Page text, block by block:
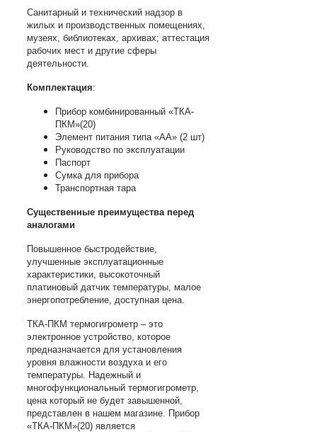
Санитарный и технический надзор в
жилых и производственных помещениях,
музеях, библиотеках, архивах; аттестация
рабочих мест и другие сферы
деятельности.
Комплектация:
Прибор комбинированный «ТКА-
ПКМ»(20)
Элемент питания типа «АА» (2 шт)
Руководство по эксплуатации
Паспорт
Сумка для прибора
Транспортная тара
Существенные преимущества перед
аналогами
Повышенное быстродействие,
улучшенные эксплуатационные
характеристики, высокоточный
платиновый датчик температуры, малое
энергопотребление, доступная цена.
ТКА-ПКМ термогигрометр – это
электронное устройство, которое
предназначается для установления
уровня влажности воздуха и его
температуры. Надежный и
многофункциональный термогигрометр,
цена который не будет завышенной,
представлен в нашем магазине. Прибор
«ТКА-ПКМ»(20) является